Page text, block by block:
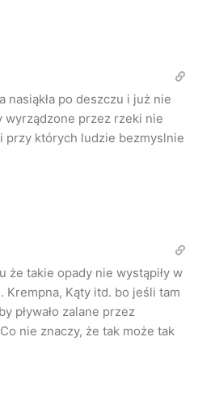
nasiąkła po deszczu i już nie
wyrządzone przez rzeki nie
przy których ludzie bezmyslnie
że takie opady nie wystąpiły w
Kąty itd. bo jeśli tam
pływało zalane przez
nie znaczy, że tak może tak